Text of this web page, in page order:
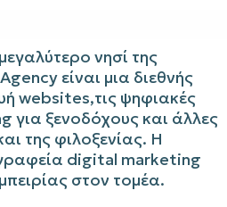
νησί της
Agencyείναι μια διεθνής
websites,τις ψηφιακές
για ξενοδόχους και άλλες
της φιλοξενίας. Η
digital marketing
στον τομέα.